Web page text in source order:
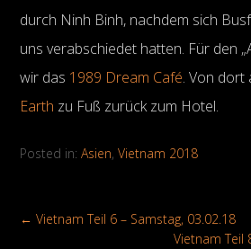
durch Ninh Binh, nachdem sich
uns verabschiedet hatten. Für den
wir das 1989 Dream Café. Von dort
Earth zu Fuß zurück zum Hotel.
Posted in:Asien,Vietnam 2018
← Vietnam Teil 6 – Samstag, 03.02.18
Vietnam Teil